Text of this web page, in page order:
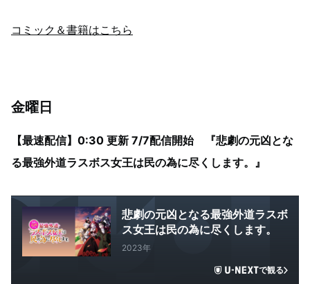
コミック＆書籍はこちら
金曜日
【最速配信】0:30 更新 7/7配信開始 『悲劇の元凶とな
る最強外道ラスボス女王は民の為に尽くします。』
悲劇の元凶となる最強外道ラスボ
ス女王は民の為に尽くします。
2023年
で観る